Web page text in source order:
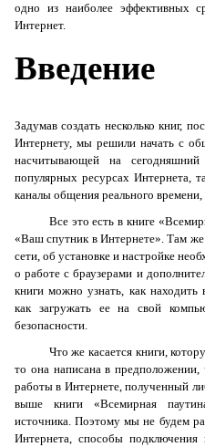
одно из наиболее эффективных
Интернет.
Введение
Задумав создать несколько книг,
Интернету, мы решили начать с
насчитывающей на
популярных ресурсах Интернета,
каналы общения реального времени,
Все это есть в книге
«Ваш спутник в Интернете». Там
сети, об установке и настройке
о работе с браузерами и
книги можно узнать, как
как загружать ее на свой
безопасности.
Что же касается книги,
то она написана в
работы в Интернете, полученный
выше книги «Всемирная
источника. Поэтому мы не будем
Интернета, способы